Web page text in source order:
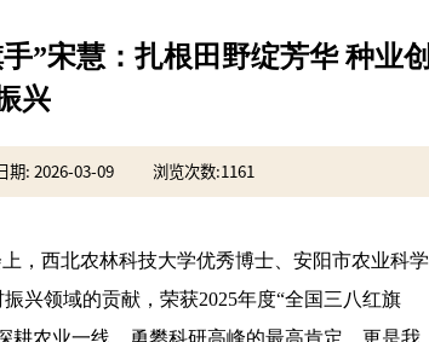
”宋慧：扎根田野绽芳华 种业创
兴
期: 2026-03-09 浏览次数:1161
，西北农林科技大学优秀博士、安阳市农业科学
兴领域的贡献，荣获2025年度“全国三八红旗
耕农业一线、勇攀科研高峰的最高肯定，更是我